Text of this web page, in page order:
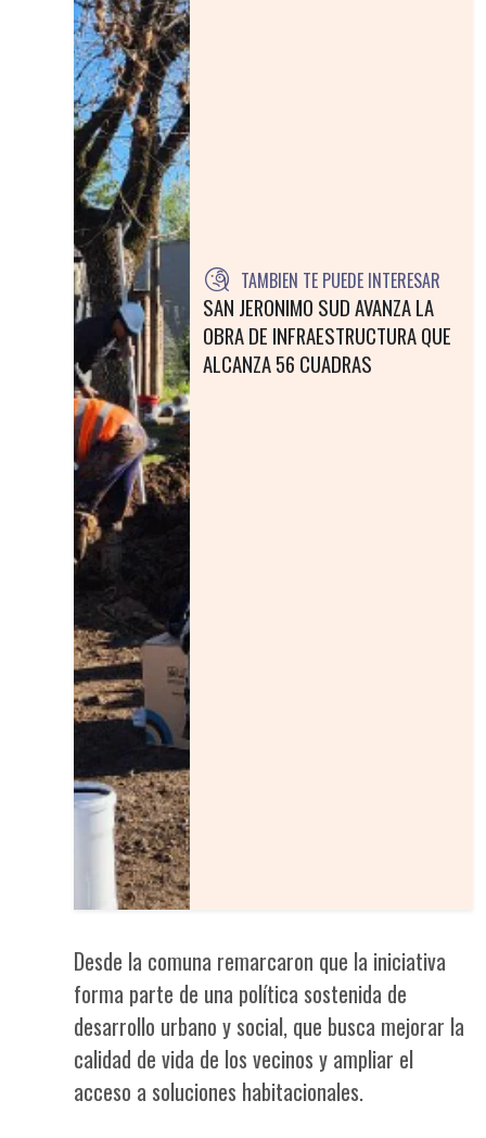
TAMBIEN TE PUEDE INTERESAR
SAN JERONIMO SUD AVANZA LA
OBRA DE INFRAESTRUCTURA QUE
ALCANZA 56 CUADRAS
Desde la comuna remarcaron que la iniciativa
forma parte de una política sostenida de
desarrollo urbano y social, que busca mejorar la
calidad de vida de los vecinos y ampliar el
acceso a soluciones habitacionales.